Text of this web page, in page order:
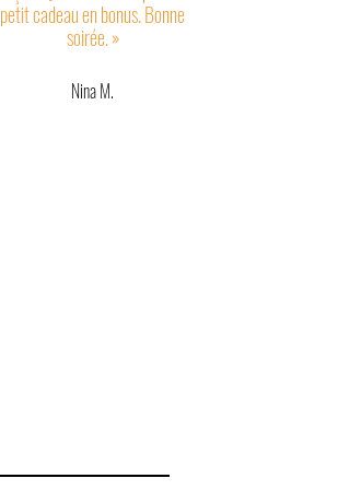
petit cadeau en bonus. Bonne
soirée. »
Nina M.